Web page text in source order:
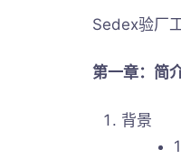
Sedex验厂
第一章：简
背景